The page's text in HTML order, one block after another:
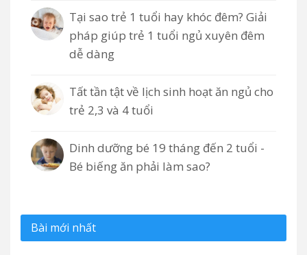
Tại sao trẻ 1 tuổi hay khóc đêm? Giải
pháp giúp trẻ 1 tuổi ngủ xuyên đêm
dễ dàng
Tất tần tật về lịch sinh hoạt ăn ngủ cho
trẻ 2,3 và 4 tuổi
Dinh dưỡng bé 19 tháng đến 2 tuổi -
Bé biếng ăn phải làm sao?
Bài mới nhất